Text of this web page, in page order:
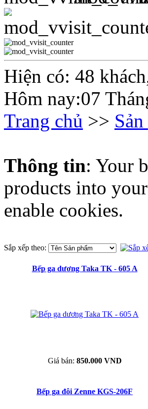
Hiện có: 48
Hôm nay:07
Trang chủ >>
Thông tin: Your
products into
enable cookies.
Sắp xếp theo:
Bếp ga dương Taka TK - 605 A
Giá bán: 850.000 VND
Bếp ga đôi Zenne KGS-206F